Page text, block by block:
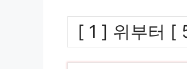
[ 1 ] 위부터 [